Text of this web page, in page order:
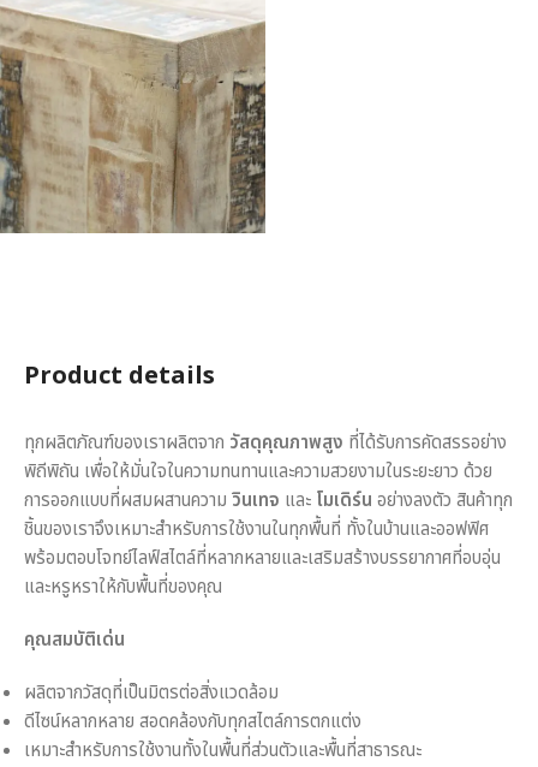
Product details
ทุกผลิตภัณฑ์ของเราผลิตจาก วัสดุคุณภาพสูง ที่ได้รับการคัดสรรอย่าง
พิถีพิถัน เพื่อให้มั่นใจในความทนทานและความสวยงามในระยะยาว ด้วย
การออกแบบที่ผสมผสานความ วินเทจ และ โมเดิร์น อย่างลงตัว สินค้าทุก
ชิ้นของเราจึงเหมาะสำหรับการใช้งานในทุกพื้นที่ ทั้งในบ้านและออฟฟิศ
พร้อมตอบโจทย์ไลฟ์สไตล์ที่หลากหลายและเสริมสร้างบรรยากาศที่อบอุ่น
และหรูหราให้กับพื้นที่ของคุณ
คุณสมบัติเด่น
ผลิตจากวัสดุที่เป็นมิตรต่อสิ่งแวดล้อม
ดีไซน์หลากหลาย สอดคล้องกับทุกสไตล์การตกแต่ง
เหมาะสำหรับการใช้งานทั้งในพื้นที่ส่วนตัวและพื้นที่สาธารณะ